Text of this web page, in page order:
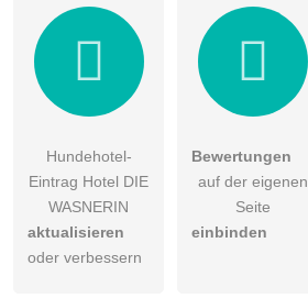
Hundehotel-
Eintrag Hotel DIE
WASNERIN
aktualisieren
oder verbessern
Bewertungen
auf der eigenen
Seite
einbinden